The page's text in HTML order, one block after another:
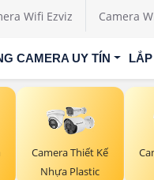
Wifi Ezviz Camera
CAMERA UY TÍN
Camera Thiết Kế
Nhựa Plastic